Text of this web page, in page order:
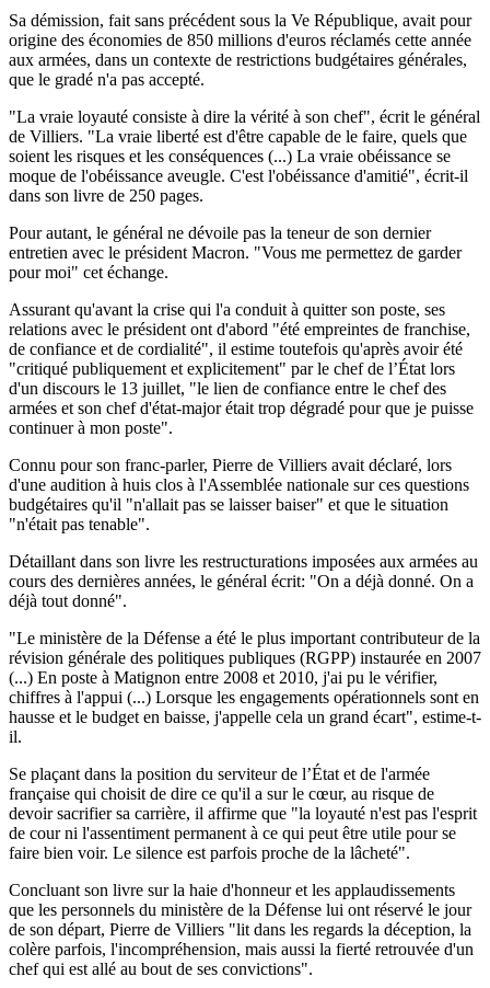
Sa démission, fait sans précédent sous la Ve République, avait pour
origine des économies de 850 millions d'euros réclamés cette année
aux armées, dans un contexte de restrictions budgétaires générales,
que le gradé n'a pas accepté.
"La vraie loyauté consiste à dire la vérité à son chef", écrit le général
de Villiers. "La vraie liberté est d'être capable de le faire, quels que
soient les risques et les conséquences (...) La vraie obéissance se
moque de l'obéissance aveugle. C'est l'obéissance d'amitié", écrit-il
dans son livre de 250 pages.
Pour autant, le général ne dévoile pas la teneur de son dernier
entretien avec le président Macron. "Vous me permettez de garder
pour moi" cet échange.
Assurant qu'avant la crise qui l'a conduit à quitter son poste, ses
relations avec le président ont d'abord "été empreintes de franchise,
de confiance et de cordialité", il estime toutefois qu'après avoir été
"critiqué publiquement et explicitement" par le chef de l’État lors
d'un discours le 13 juillet, "le lien de confiance entre le chef des
armées et son chef d'état-major était trop dégradé pour que je puisse
continuer à mon poste".
Connu pour son franc-parler, Pierre de Villiers avait déclaré, lors
d'une audition à huis clos à l'Assemblée nationale sur ces questions
budgétaires qu'il "n'allait pas se laisser baiser" et que le situation
"n'était pas tenable".
Détaillant dans son livre les restructurations imposées aux armées au
cours des dernières années, le général écrit: "On a déjà donné. On a
déjà tout donné".
"Le ministère de la Défense a été le plus important contributeur de la
révision générale des politiques publiques (RGPP) instaurée en 2007
(...) En poste à Matignon entre 2008 et 2010, j'ai pu le vérifier,
chiffres à l'appui (...) Lorsque les engagements opérationnels sont en
hausse et le budget en baisse, j'appelle cela un grand écart", estime-t-
il.
Se plaçant dans la position du serviteur de l’État et de l'armée
française qui choisit de dire ce qu'il a sur le cœur, au risque de
devoir sacrifier sa carrière, il affirme que "la loyauté n'est pas l'esprit
de cour ni l'assentiment permanent à ce qui peut être utile pour se
faire bien voir. Le silence est parfois proche de la lâcheté".
Concluant son livre sur la haie d'honneur et les applaudissements
que les personnels du ministère de la Défense lui ont réservé le jour
de son départ, Pierre de Villiers "lit dans les regards la déception, la
colère parfois, l'incompréhension, mais aussi la fierté retrouvée d'un
chef qui est allé au bout de ses convictions".